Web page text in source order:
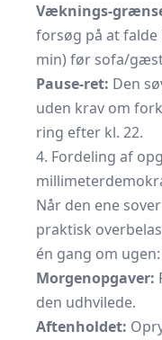
Væknings-
forsøg på at falde
min) før sofa/
Pause-ret: Den
uden krav om
ring efter kl. 22.
4. Fordeling af
Når den ene
praktisk
én gang om ugen:
Morgenopgaver:
den udhvilede.
Aftenholdet: